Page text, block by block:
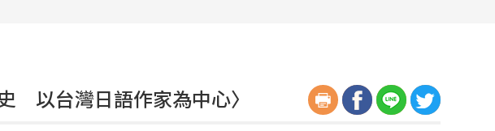
以台灣日語作家為中心〉